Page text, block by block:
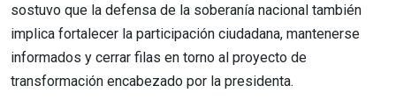
sostuvo que la defensa de la soberanía nacional también
implica fortalecer la participación ciudadana, mantenerse
informados y cerrar filas en torno al proyecto de
transformación encabezado por la presidenta.